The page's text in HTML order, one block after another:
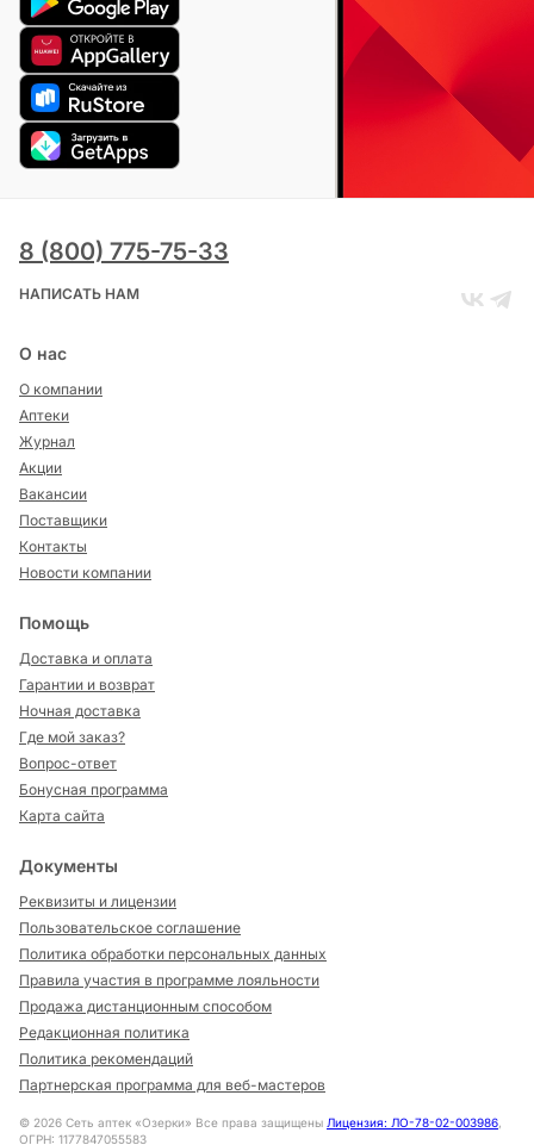
8 (800) 775-75-33
НАПИСАТЬ НАМ
О нас
О компании
Аптеки
Журнал
Акции
Вакансии
Поставщики
Контакты
Новости компании
Помощь
Доставка и оплата
Гарантии и возврат
Ночная доставка
Где мой заказ?
Вопрос-ответ
Бонусная программа
Карта сайта
Документы
Реквизиты и лицензии
Пользовательское соглашение
Политика обработки персональных данных
Правила участия в программе лояльности
Продажа дистанционным способом
Редакционная политика
Политика рекомендаций
Партнерская программа для веб-мастеров
© 2026 Сеть аптек «Озерки» Все права защищены Лицензия: ЛО-78-02-003986,
ОГРН: 1177847055583